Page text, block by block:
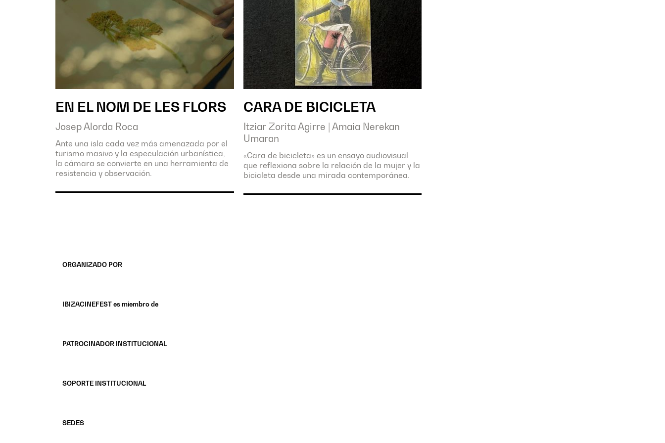
EN EL NOM DE LES FLORS
Josep Alorda Roca
Ante una isla cada vez más amenazada por el
turismo masivo y la especulación urbanística,
la cámara se convierte en una herramienta de
resistencia y observación.
CARA DE BICICLETA
Itziar Zorita Agirre
Amaia Nerekan
Umaran
«Cara de bicicleta» es un ensayo audiovisual
que reflexiona sobre la relación de la mujer y la
bicicleta desde una mirada contemporánea.
ORGANIZADO POR
IBIZACINEFEST es miembro de
PATROCINADOR INSTITUCIONAL
SOPORTE INSTITUCIONAL
SEDES